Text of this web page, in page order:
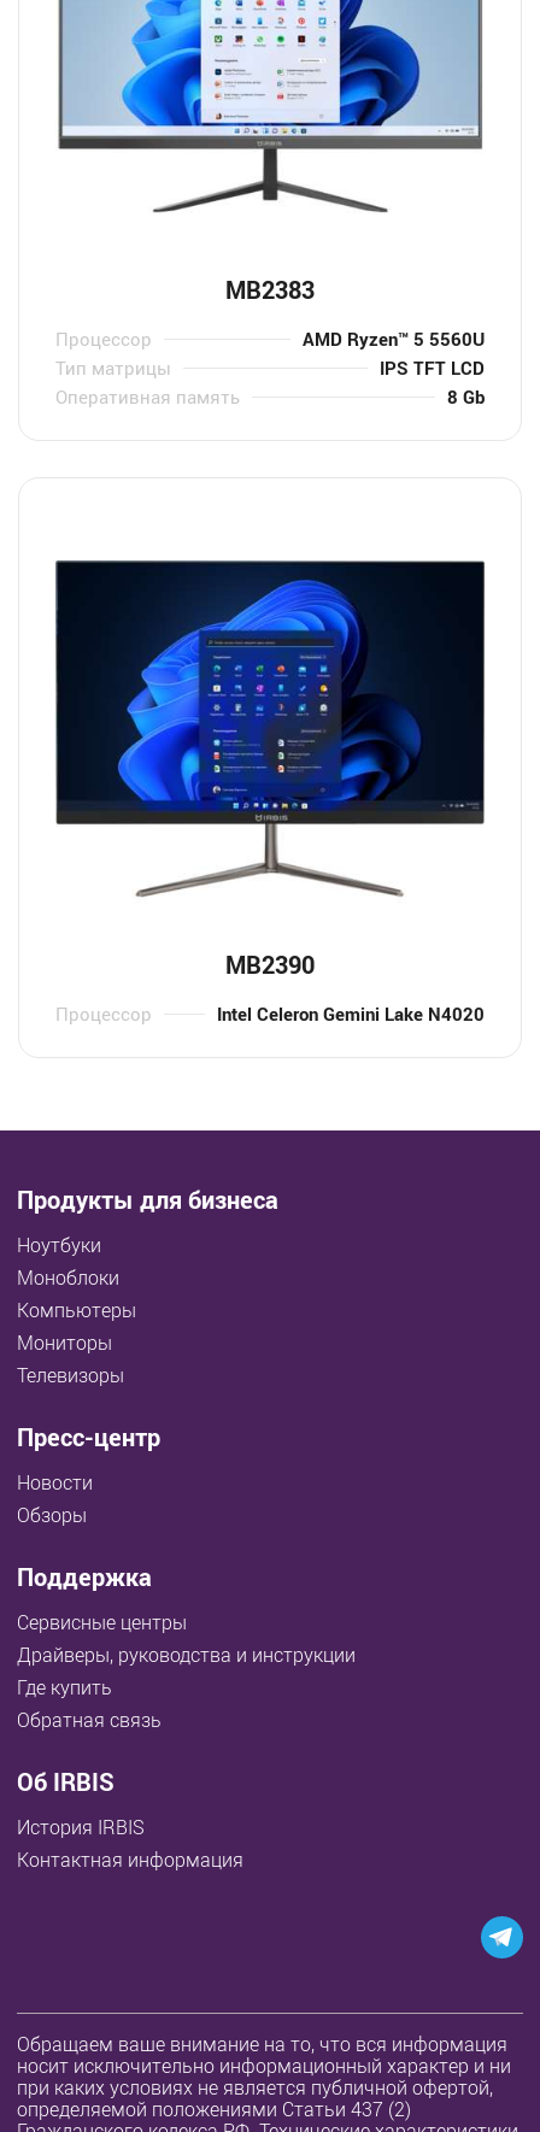
MB2383
Процессор
AMD Ryzen™ 5 5560U
Тип матрицы
IPS TFT LCD
Оперативная память
8 Gb
MB2390
Процессор Intel Celeron Gemini Lake N4020
Продукты для бизнеса
Ноутбуки
Моноблоки
Компьютеры
Мониторы
Телевизоры
Пресс-центр
Новости
Обзоры
Поддержка
Сервисные центры
Драйверы, руководства и инструкции
Где купить
Обратная связь
Об IRBIS
История IRBIS
Контактная информация
Обращаем ваше внимание на то, что вся информация
носит исключительно информационный характер и ни
при каких условиях не является публичной офертой,
определяемой положениями Статьи 437 (2)